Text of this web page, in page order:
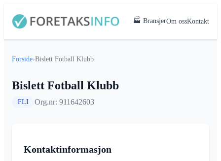
🏭 BransjerOm ossKontakt
Forside›Bislett Fotball Klubb
Bislett Fotball Klubb
FLI Org.nr: 911642603
Kontaktinformasjon